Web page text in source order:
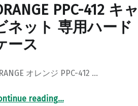
PPC-412 キャ
ネット 専用ハード
ース
オレンジ PPC-412 …
reading“ORANGE PPC-412 キャビネット 専用ハードケース”
…